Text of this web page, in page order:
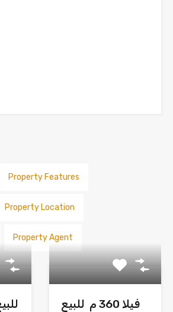
Property Features
Property Location
Property Agent
فيلا 360 م للبيع